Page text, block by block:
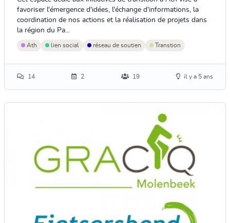
favoriser l'émergence d'idées, l'échange d'informations, la
coordination de nos actions et la réalisation de projets dans
la région du Pa...
Ath lien social réseau de soutien Transtion
14 2 19 il y a 5 ans